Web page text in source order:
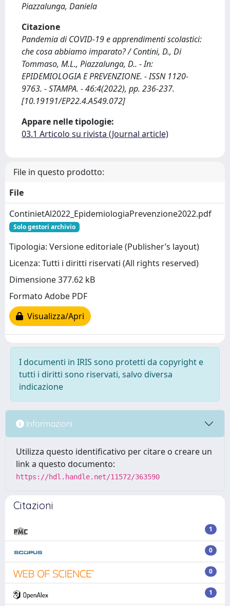
Piazzalunga, Daniela
Citazione
Pandemia di COVID-19 e apprendimenti scolastici:
che cosa abbiamo imparato? / Contini, D., Di
Tommaso, M.L., Piazzalunga, D.. - In:
EPIDEMIOLOGIA E PREVENZIONE. - ISSN 1120-
9763. - STAMPA. - 46:4(2022), pp. 236-237.
[10.19191/EP22.4.A549.072]
Appare nelle tipologie:
03.1 Articolo su rivista (Journal article)
File in questo prodotto:
File
ContinietAl2022_EpidemiologiaPrevenzione2022.pdf
Solo gestori archivio
Tipologia: Versione editoriale (Publisher’s layout)
Licenza: Tutti i diritti riservati (All rights reserved)
Dimensione 377.62 kB
Formato Adobe PDF
Visualizza/Apri
I documenti in IRIS sono protetti da copyright e
tutti i diritti sono riservati, salvo diversa
indicazione
Informazioni
Utilizza questo identificativo per citare o creare un
link a questo documento:
https://hdl.handle.net/11572/363590
Citazioni
1
0
0
1